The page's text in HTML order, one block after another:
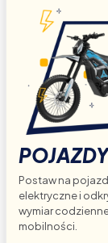
POJAZDY
Postaw na
elektryczne i
wymiar
mobilności.